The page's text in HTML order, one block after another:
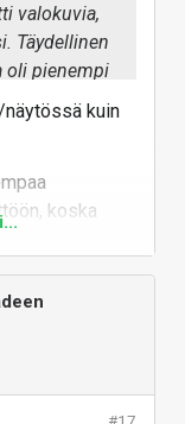
valokuvia,
Täydellinen
oli pienempi
laittaisi
ilman
ja
älypuhelin
kuin
koska
pienet,
jo n.10
näytöissä
iloa
#17